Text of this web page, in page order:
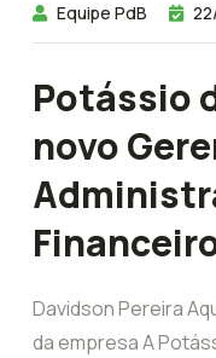
Equipe PdB
Potássio
novo
Davidson Pereira
da empresa A